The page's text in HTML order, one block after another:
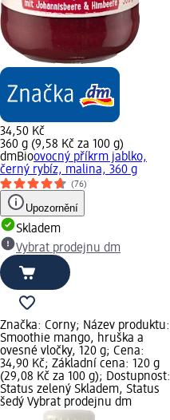
34,50 Kč
360 g (9,58 Kč za 100 g)
dmBioovocný příkrm jablko,
černý rybíz, malina, 360 g
(76)
Upozornění
Skladem
Vybrat prodejnu dm
Značka: Corny; Název produktu:
Smoothie mango, hruška a
ovesné vločky, 120 g; Cena:
34,90 Kč; Základní cena: 120 g
(29,08 Kč za 100 g); Dostupnost:
Status zelený Skladem, Status
šedý Vybrat prodejnu dm